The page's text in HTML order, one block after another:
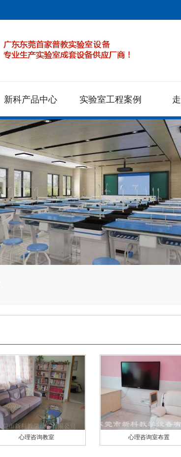
新科产品中心 实验室工程案例
心理咨询教室 心理咨询室布置